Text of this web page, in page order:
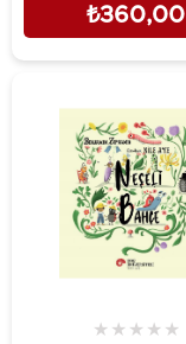
₺360,00
★ ★ ★ ★ ★